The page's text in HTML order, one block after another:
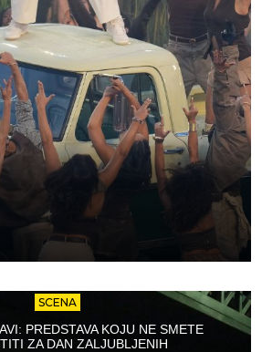
SCENA
PREDSTAVA KOJU NE SMETE
ZA DAN ZALJUBLJENIH